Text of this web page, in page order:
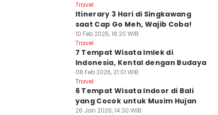
Travel
Itinerary 3 Hari di Singkawang
saat Cap Go Meh, Wajib Coba!
10 Feb 2026, 18:20 WIB
Travel
7 Tempat Wisata Imlek di
Indonesia, Kental dengan Budaya
08 Feb 2026, 21:01 WIB
Travel
6 Tempat Wisata Indoor di Bali
yang Cocok untuk Musim Hujan
26 Jan 2026, 14:30 WIB